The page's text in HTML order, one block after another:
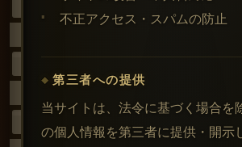
不正アクセス・スパムの防止
第三者への提供
当サイトは、法令に基づく場合を
の個人情報を第三者に提供・開示